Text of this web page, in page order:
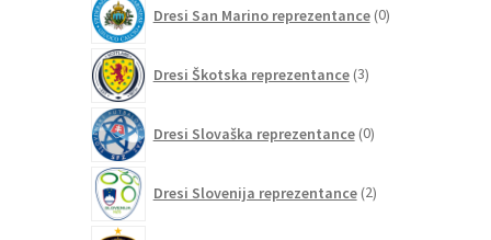
Dresi San Marino reprezentance 0izdelkov
Dresi Škotska reprezentance 3izdelki
Dresi Slovaška reprezentance 0izdelkov
Dresi Slovenija reprezentance 2izdelka